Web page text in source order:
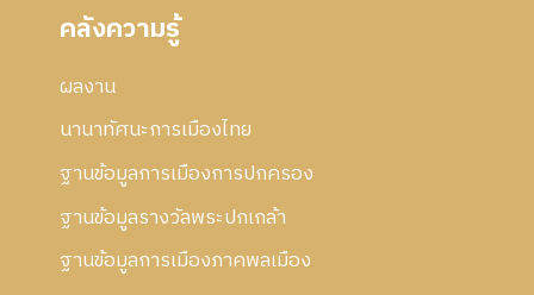
คลังความรู้
ผลงาน
นานาทัศนะการเมืองไทย
ฐานข้อมูลการเมืองการปกครอง
ฐานข้อมูลรางวัลพระปกเกล้า
ฐานข้อมูลการเมืองภาคพลเมือง